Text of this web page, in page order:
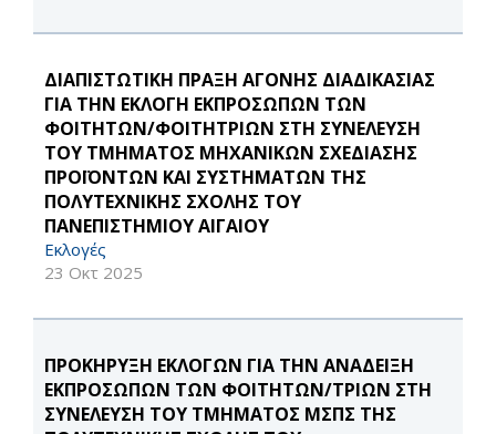
ΔΙΑΠΙΣΤΩΤΙΚΗ ΠΡΑΞΗ ΑΓΟΝΗΣ ΔΙΑΔΙΚΑΣΙΑΣ
ΓΙΑ ΤΗΝ ΕΚΛΟΓΗ ΕΚΠΡΟΣΩΠΩΝ ΤΩΝ
ΦΟΙΤΗΤΩΝ/ΦΟΙΤΗΤΡΙΩΝ ΣΤΗ ΣΥΝΕΛΕΥΣΗ
ΤΟΥ ΤΜΗΜΑΤΟΣ ΜΗΧΑΝΙΚΩΝ ΣΧΕΔΙΑΣΗΣ
ΠΡΟΪΟΝΤΩΝ ΚΑΙ ΣΥΣΤΗΜΑΤΩΝ ΤΗΣ
ΠΟΛΥΤΕΧΝΙΚΗΣ ΣΧΟΛΗΣ ΤΟΥ
ΠΑΝΕΠΙΣΤΗΜΙΟΥ ΑΙΓΑΙΟΥ
Εκλογές
23 Οκτ 2025
ΠΡΟΚΗΡΥΞΗ ΕΚΛΟΓΩΝ ΓΙΑ ΤΗΝ ΑΝΑΔΕΙΞΗ
ΕΚΠΡΟΣΩΠΩΝ ΤΩΝ ΦΟΙΤΗΤΩΝ/ΤΡΙΩΝ ΣΤΗ
ΣΥΝΕΛΕΥΣΗ ΤΟΥ ΤΜΗΜΑΤΟΣ ΜΣΠΣ ΤΗΣ